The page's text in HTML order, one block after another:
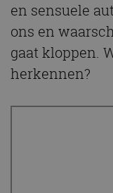
en sensuele
ons en
gaat kloppen.
herkennen?